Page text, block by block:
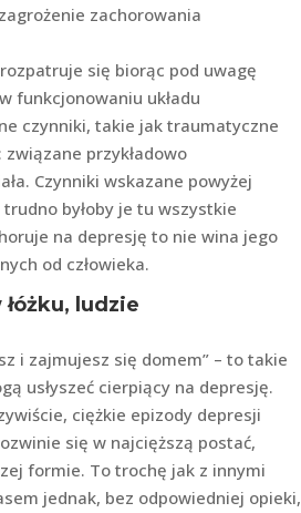
zachorowania
się biorąc pod uwagę
funkcjonowaniu układu
czynniki, takie jak traumatyczne
przykładowo
Czynniki wskazane powyżej
byłoby je tu wszystkie
na depresję to nie wina jego
od człowieka.
ludzie
i zajmujesz się domem” – to takie
usłyszeć cierpiący na depresję.
ciężkie epizody depresji
się w najcięższą postać,
formie. To trochę jak z innymi
jednak, bez odpowiedniej opieki,